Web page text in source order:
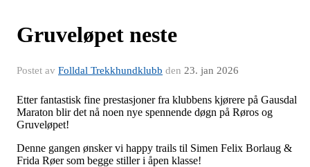
Gruveløpet neste
Postet av Folldal Trekkhundklubb den 23. jan 2026
Etter fantastisk fine prestasjoner fra klubbens kjørere på Gausdal
Maraton blir det nå noen nye spennende døgn på Røros og
Gruveløpet!
Denne gangen ønsker vi happy trails til Simen Felix Borlaug &
Frida Røer som begge stiller i åpen klasse!